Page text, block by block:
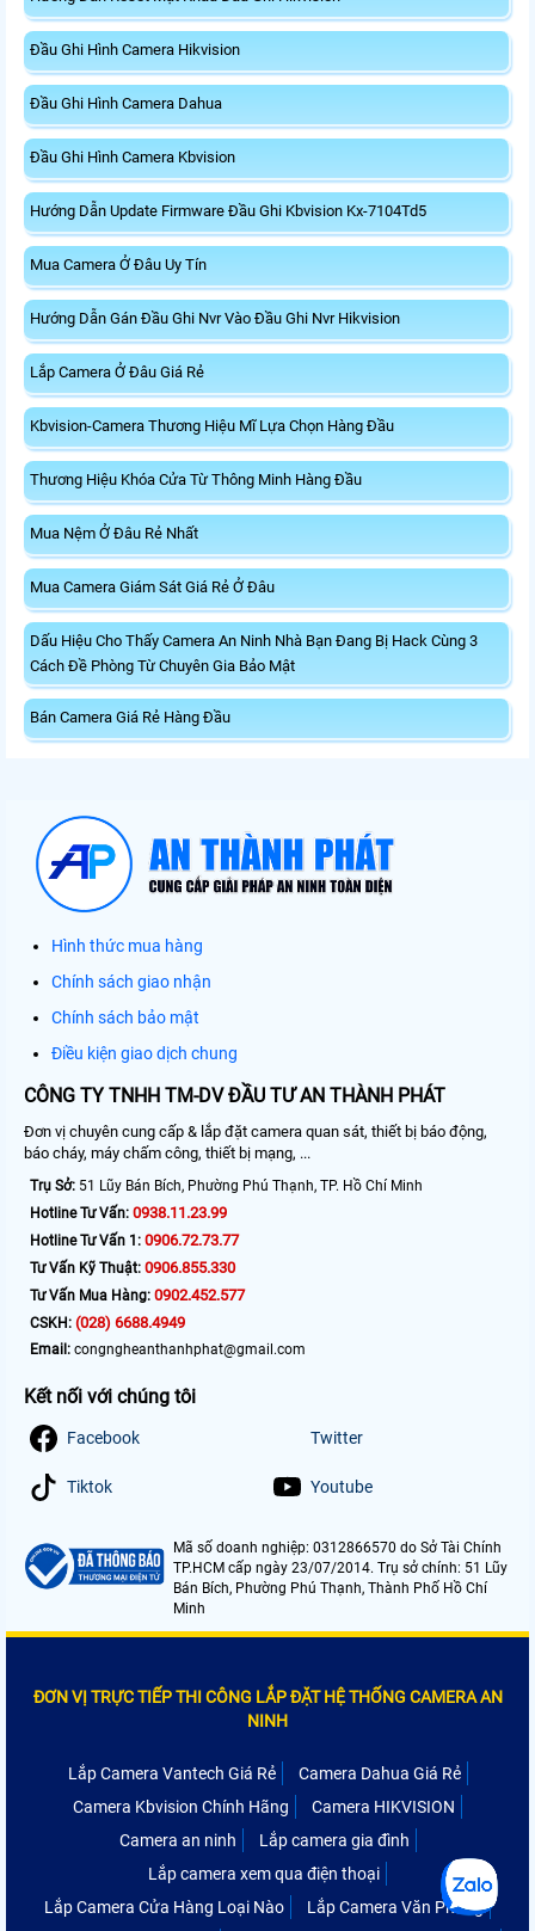
Đầu Ghi Hình Camera Hikvision
Đầu Ghi Hình Camera Dahua
Đầu Ghi Hình Camera Kbvision
Hướng Dẫn Update Firmware Đầu Ghi Kbvision Kx-7104Td5
Mua Camera Ở Đâu Uy Tín
Hướng Dẫn Gán Đầu Ghi Nvr Vào Đầu Ghi Nvr Hikvision
Lắp Camera Ở Đâu Giá Rẻ
Kbvision-Camera Thương Hiệu Mĩ Lựa Chọn Hàng Đầu
Thương Hiệu Khóa Cửa Từ Thông Minh Hàng Đầu
Mua Nệm Ở Đâu Rẻ Nhất
Mua Camera Giám Sát Giá Rẻ Ở Đâu
Dấu Hiệu Cho Thấy Camera An Ninh Nhà Bạn Đang Bị Hack Cùng 3
Cách Đề Phòng Từ Chuyên Gia Bảo Mật
Bán Camera Giá Rẻ Hàng Đầu
Hình thức mua hàng
Chính sách giao nhận
Chính sách bảo mật
Điều kiện giao dịch chung
CÔNG TY TNHH TM-DV ĐẦU TƯ AN THÀNH PHÁT
Đơn vị chuyên cung cấp & lắp đặt camera quan sát, thiết bị báo động,
báo cháy, máy chấm công, thiết bị mạng, ...
Trụ Sở: 51 Lũy Bán Bích, Phường Phú Thạnh, TP. Hồ Chí Minh
Hotline Tư Vấn: 0938.11.23.99
Hotline Tư Vấn 1: 0906.72.73.77
Tư Vấn Kỹ Thuật: 0906.855.330
Tư Vấn Mua Hàng: 0902.452.577
CSKH: (028) 6688.4949
Email: congngheanthanhphat@gmail.com
Kết nối với chúng tôi
Facebook Twitter
Tiktok Youtube
Mã số doanh nghiệp: 0312866570 do Sở Tài Chính
TP.HCM cấp ngày 23/07/2014. Trụ sở chính: 51 Lũy
Bán Bích, Phường Phú Thạnh, Thành Phố Hồ Chí
Minh
ĐƠN VỊ TRỰC TIẾP THI CÔNG LẮP ĐẶT HỆ THỐNG CAMERA AN
NINH
Lắp Camera Vantech Giá Rẻ
Camera Dahua Giá Rẻ
Camera Kbvision Chính Hãng
Camera HIKVISION
Camera an ninh
Lắp camera gia đình
Lắp camera xem qua điện thoại
Lắp Camera Cửa Hàng Loại Nào
Lắp Camera Văn Phòng